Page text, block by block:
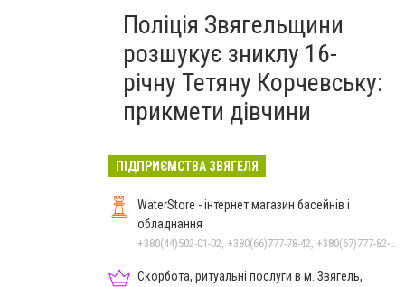
Поліція Звягельщини
розшукує зниклу 16-
річну Тетяну Корчевську:
прикмети дівчини
ПІДПРИЄМСТВА ЗВЯГЕЛЯ
WaterStore - інтернет магазин басейнів і
обладнання
+380(44)502-01-02, +380(66)777-78-42, +380(67)777-82-19, +380(67)890-80-80, +380(73)890-80-80, +380(44)502-01-03
Скорбота, ритуальні послуги в м. Звягель,